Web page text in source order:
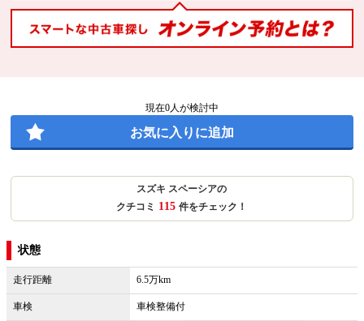
現在0人が検討中
お気に入りに追加
スズキ スペーシアの
クチコミ 115 件をチェック！
状態
走行距離 6.5万km
車検 車検整備付